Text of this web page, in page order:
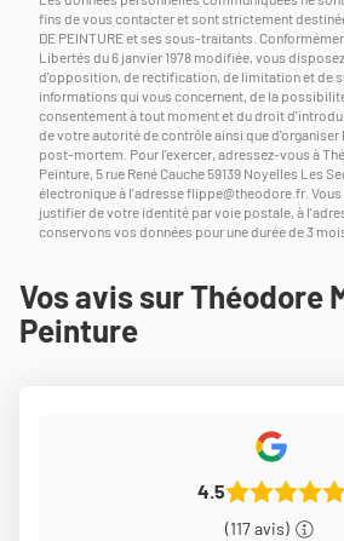
fins de vous contacter et sont strictement
DE PEINTURE et ses sous-traitants.
Libertés du 6 janvier 1978 modifiée, vous
d'opposition, de rectification, de limitation et de
informations qui vous concernent, de la
consentement à tout moment et du droit
de votre autorité de contrôle ainsi que d'organiser
post-mortem. Pour l'exercer, adressez-vous à
Peinture, 5 rue René Cauche 59139 Noyelles Les
électronique à l'adresseflippe@theodore.fr .
justifier de votre identité par voie postale, à
conservons vos données pour une durée de 3
Vos avis sur Théodore
Peinture
4.5
(117 avis)